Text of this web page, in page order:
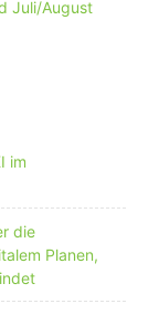
im
die
Planen,